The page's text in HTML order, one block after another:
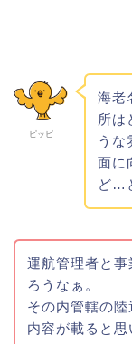
ピッピ
海老
所は
うな
面に
ど…
運航管理者と
ろうなぁ。
その内管轄の
内容が載ると思